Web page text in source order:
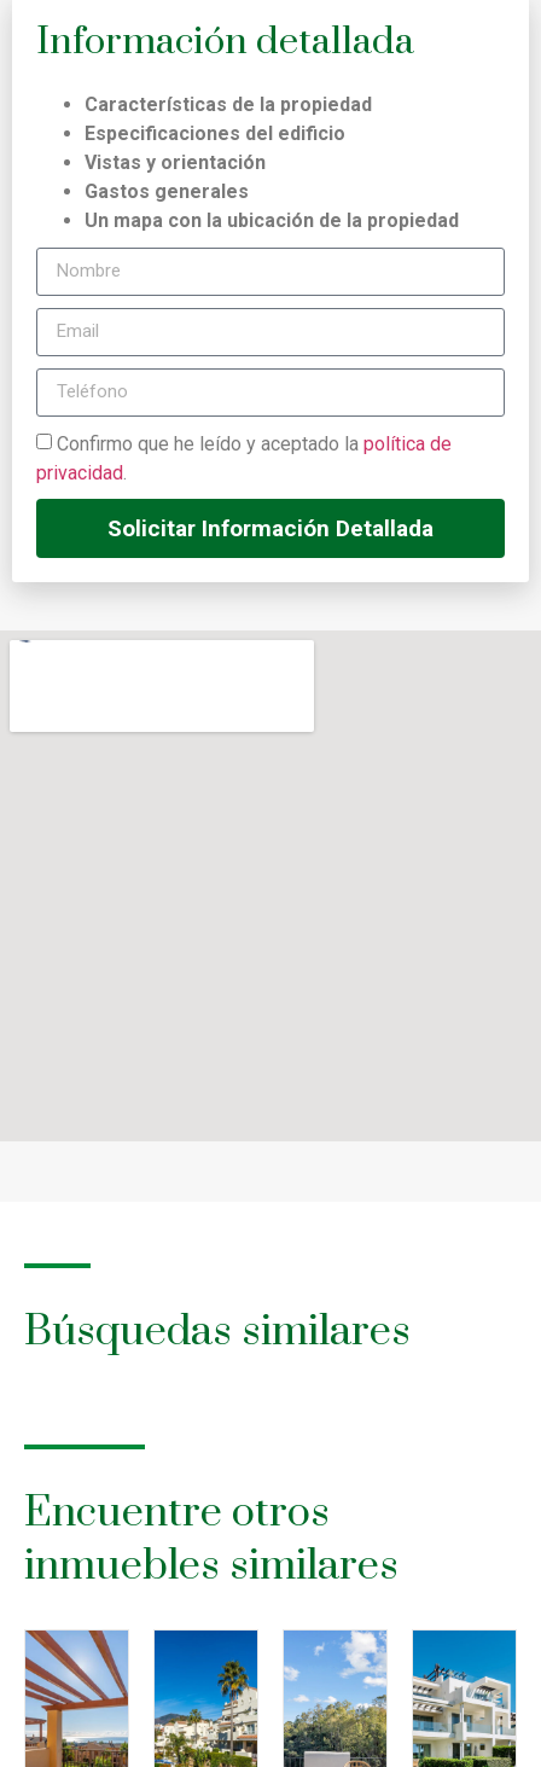
Información detallada
Características de la propiedad
Especificaciones del edificio
Vistas y orientación
Gastos generales
Un mapa con la ubicación de la propiedad
Confirmo que he leído y aceptado la política de
privacidad
Solicitar Información Detallada
Búsquedas similares
Encuentre otros
inmuebles similares